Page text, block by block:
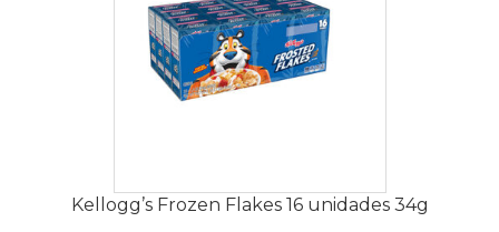
Kellogg’s Frozen Flakes 16 unidades 34g